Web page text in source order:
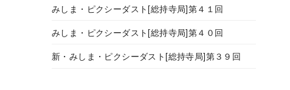
みしま・ピクシーダスト[総持寺局]第４１回
みしま・ピクシーダスト[総持寺局]第４０回
新・みしま・ピクシーダスト[総持寺局]第３９回